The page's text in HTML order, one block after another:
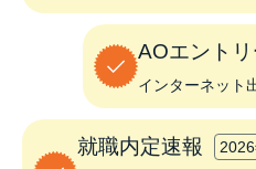
AOエントリ
インターネット
就職内定速報